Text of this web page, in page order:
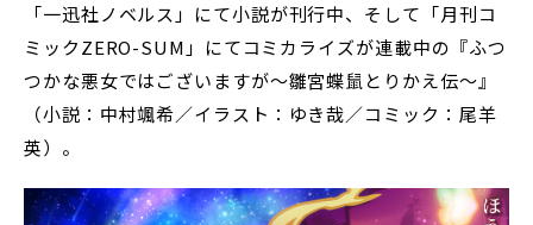
「一迅社ノベルス」にて小説が刊行中、そして「月刊コ
ミックZERO-SUM」にてコミカライズが連載中の『ふつ
つかな悪女ではございますが～雛宮蝶鼠とりかえ伝～』
（小説：中村颯希／イラスト：ゆき哉／コミック：尾羊
英）。